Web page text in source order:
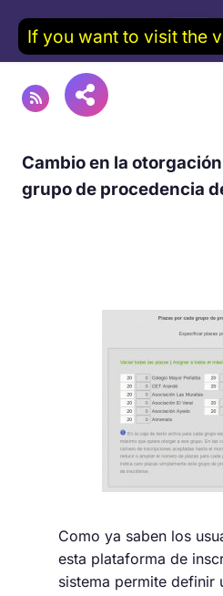
Cambio en la
grupo de procedencia
Como ya saben los
esta plataforma de
sistema permite definir
If you want to visit the